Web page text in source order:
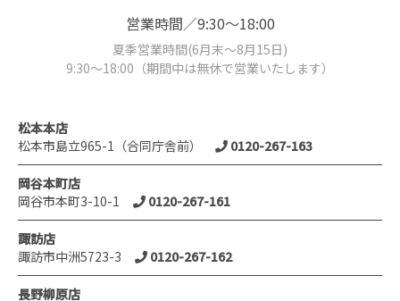
営業時間／9:30～18:00
夏季営業時間(6月末～8月15日)
9:30～18:00（期間中は無休で営業いたします）
松本本店
松本市島立965-1（合同庁舎前）
0120-267-163
岡谷本町店
岡谷市本町3-10-1
0120-267-161
諏訪店
諏訪市中洲5723-3
0120-267-162
長野柳原店